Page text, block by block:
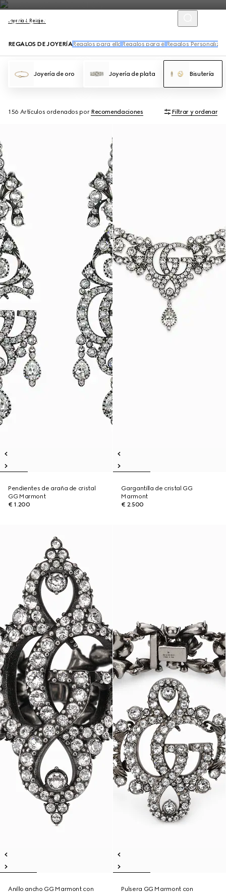
Joyería & Relojes
REGALOS DE JOYERÍARegalos para ella Regalos para él Regalos
Joyería de oro Joyería de plata Bisutería
156 Artículos ordenados por Recomendaciones Filtrar y ordenar
Pendientes de araña de cristal
GG Marmont
€ 1.200
Gargantilla de cristal GG
Marmont
€ 2.500
Anillo ancho GG Marmont con
Pulsera GG Marmont con